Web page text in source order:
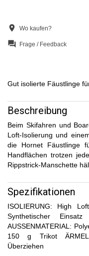
location_on Wo kaufen?
question_answer Frage / Feedback
Gut isolierte Fäustlinge
Beschreibung
Beim Skifahren und
Loft-Isolierung und
die Hornet Fäustlinge
Handflächen trotzen
Rippstrick-Manschette
Spezifikationen
ISOLIERUNG: High
Synthetischer
AUSSENMATERIAL:
150 g Trikot
Überziehen